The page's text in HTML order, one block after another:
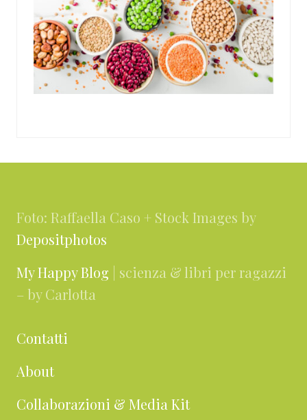
Foto: Raffaella Caso + Stock Images by
Depositphotos
My Happy Blog | scienza & libri per ragazzi
– by Carlotta
Contatti
About
Collaborazioni & Media Kit